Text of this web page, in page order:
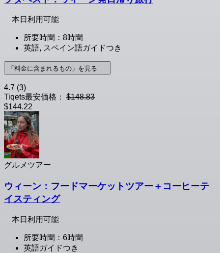
本日利用可能
所要時間：8時間
英語, スペイン語ガイドつき
「料金に含まれるもの」を見る
4.7 (3)
Tiqets最安価格： $148.83
$144.22
グルメツアー
ウィーン：フードマーケットツアー＋コーヒーテ
イスティング
本日利用可能
所要時間：6時間
英語ガイドつき